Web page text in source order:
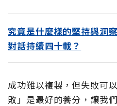
究竟是什麼樣的堅持與洞
對話持續四十載？
成功難以複製，但失敗可
敗」是最好的養分，讓我